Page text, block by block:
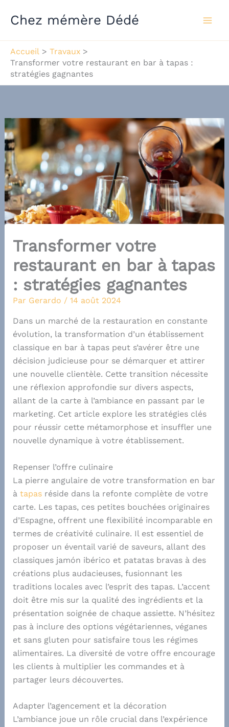
Chez mémère Dédé
Accueil
Travaux
Transformer votre restaurant en bar à tapas :
stratégies gagnantes
Transformer votre
restaurant en bar à tapas
: stratégies gagnantes
Par Gerardo / 14 août 2024
Dans un marché de la restauration en constante
évolution, la transformation d’un établissement
classique en bar à tapas peut s’avérer être une
décision judicieuse pour se démarquer et attirer
une nouvelle clientèle. Cette transition nécessite
une réflexion approfondie sur divers aspects,
allant de la carte à l’ambiance en passant par le
marketing. Cet article explore les stratégies clés
pour réussir cette métamorphose et insuffler une
nouvelle dynamique à votre établissement.
Repenser l’offre culinaire
La pierre angulaire de votre transformation en bar
à tapasréside dans la refonte complète de votre
carte. Les tapas, ces petites bouchées originaires
d’Espagne, offrent une flexibilité incomparable en
termes de créativité culinaire. Il est essentiel de
proposer un éventail varié de saveurs, allant des
classiques jamón ibérico et patatas bravas à des
créations plus audacieuses, fusionnant les
traditions locales avec l’esprit des tapas. L’accent
doit être mis sur la qualité des ingrédients et la
présentation soignée de chaque assiette. N’hésitez
pas à inclure des options végétariennes, véganes
et sans gluten pour satisfaire tous les régimes
alimentaires. La diversité de votre offre encourage
les clients à multiplier les commandes et à
partager leurs découvertes.
Adapter l’agencement et la décoration
L’ambiance joue un rôle crucial dans l’expérience